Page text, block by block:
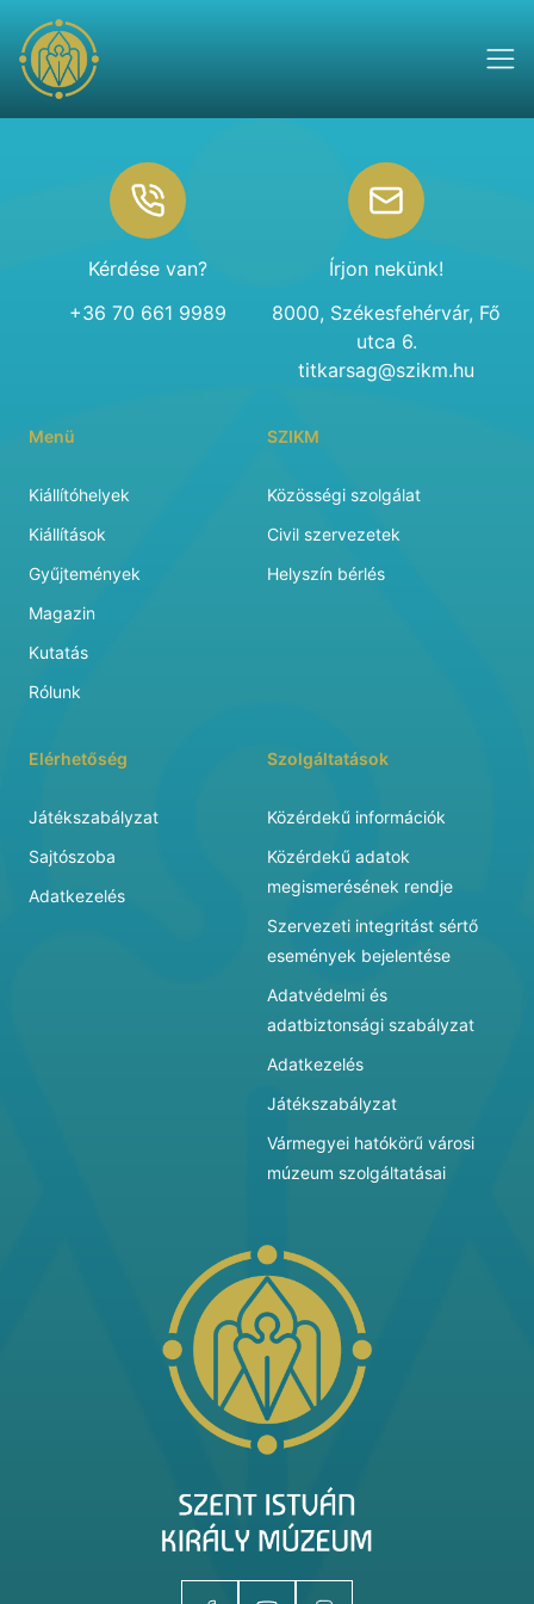
Kérdése van?
+36 70 661 9989
Írjon nekünk!
8000, Székesfehérvár, Fő
utca 6.
titkarsag@szikm.hu
Menü
Kiállítóhelyek
Kiállítások
Gyűjtemények
Magazin
Kutatás
Rólunk
SZIKM
Közösségi szolgálat
Civil szervezetek
Helyszín bérlés
Elérhetőség
Játékszabályzat
Sajtószoba
Adatkezelés
Szolgáltatások
Közérdekű információk
Közérdekű adatok
megismerésének rendje
Szervezeti integritást sértő
események bejelentése
Adatvédelmi és
adatbiztonsági szabályzat
Adatkezelés
Játékszabályzat
Vármegyei hatókörű városi
múzeum szolgáltatásai